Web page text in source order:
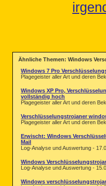
Ähnliche Themen: Windows
Windows 7 Pro
Plagegeister aller Art und deren
Windows XP Pro,
vollständig hoch
Plagegeister aller Art und deren
Verschlüsselungstrojaner
Plagegeister aller Art und deren
Erwischt: Windows
Mail
Log-Analyse und Auswertung -
Windows
Log-Analyse und Auswertung -
Windows